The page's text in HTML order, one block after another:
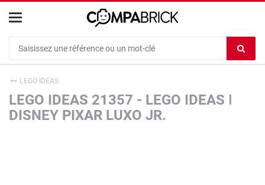
le
LEGO IDEAS
LEGO IDEAS 21357 - LEGO IDEAS ǀ
DISNEY PIXAR LUXO JR.
Cookies management panel